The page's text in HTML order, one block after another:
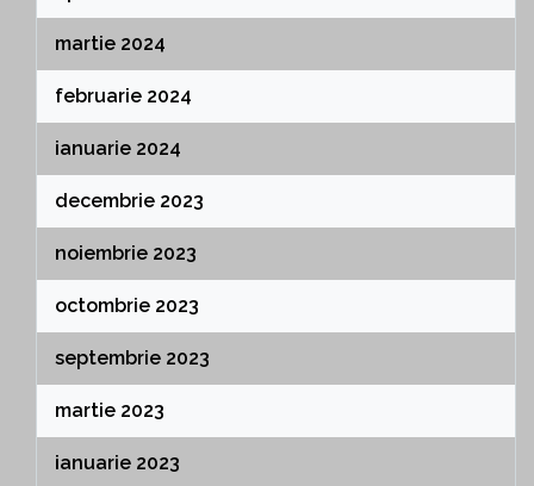
martie 2024
februarie 2024
ianuarie 2024
decembrie 2023
noiembrie 2023
octombrie 2023
septembrie 2023
martie 2023
ianuarie 2023